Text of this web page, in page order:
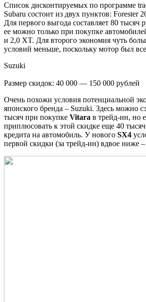
Список дисконтируемых по программе
Subaru состоит из двух пунктов: Forester
Для первого выгода составляет 80 тысяч
ее можно только при покупке
и 2,0 XT. Для второго экономия чуть
условий меньше, поскольку мотор был
Suzuki
Размер скидок: 40 000 — 150 000 рублей
Очень похожи условия потенциальной
японского бренда – Suzuki. Здесь можно
тысяч при покупке Vitara в трейд-ин, но
приплюсовать к этой скидке еще 40
кредита на автомобиль. У нового SX4
первой скидки (за трейд-ин) вдвое ниже